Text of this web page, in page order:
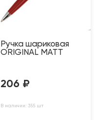
Ручка шариковая
ORIGINAL MATT
206 ₽
В наличии: 355 шт